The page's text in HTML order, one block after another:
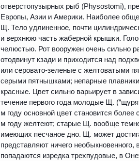
отверстопузырных рыб (Physostomi),
Европы, Азии и Америки. Наиболее
Щ. Тело удлиненное, почти
и верхнюю часть жаберной крышки.
челюстью. Рот вооружен очень сильно
отодвинут кзади и приходится над
или серовато-зеленые с желтоватыми
серыми пятнышками; непарные
красные. Цвет сильно варьирует в
течение первого года молодые Щ.
м году основной цвет становится
м году желтеют; старые Щ. вообще
имеющих песчаное дно. Щ. может
представляют ничего
попадаются изредка трехпудовые, в